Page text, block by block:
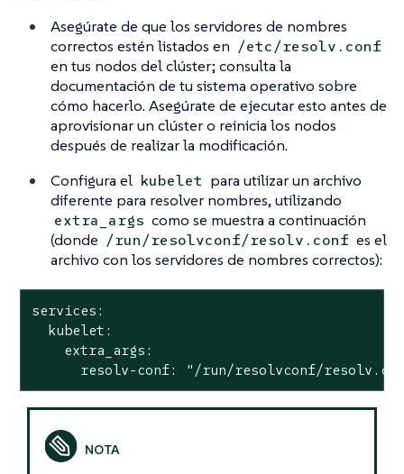
Asegúrate de que los servidores de nombres
correctos estén listados en /etc/resolv.conf
en tus nodos del clúster; consulta la
documentación de tu sistema operativo sobre
cómo hacerlo. Asegúrate de ejecutar esto antes de
aprovisionar un clúster o reinicia los nodos
después de realizar la modificación.
Configura el kubelet para utilizar un archivo
diferente para resolver nombres, utilizando
extra_args como se muestra a continuación
(donde /run/resolvconf/resolv.conf es el
archivo con los servidores de nombres correctos):
services:
  kubelet:
    extra_args:
resolv-conf: "/run/resolvconf/